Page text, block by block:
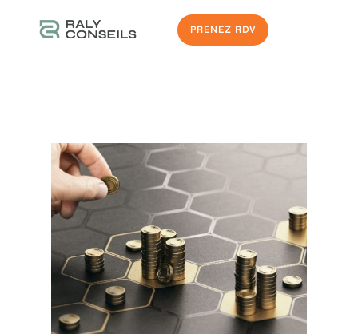
PRENEZ RDV